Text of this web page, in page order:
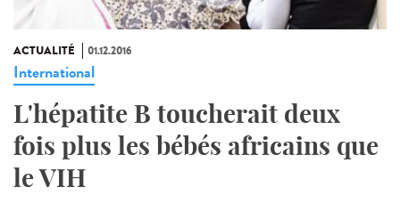
ACTUALITÉ 01.12.2016
International
L'hépatite B toucherait deux
fois plus les bébés africains que
le VIH